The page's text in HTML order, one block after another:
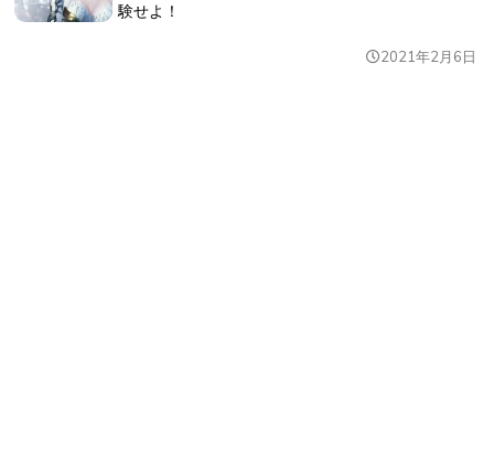
験せよ！
2021年2月6日